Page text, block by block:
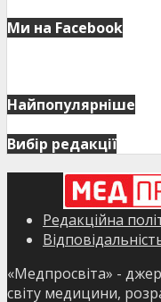
Ми на Facebook
Найпопулярніше
Вибір редакції
Редакційна
«Медпросвіта» -
світу медицини,